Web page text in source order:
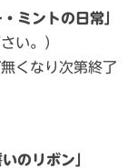
・ミントの日常」
い。）
くなり次第終了
のリボン」